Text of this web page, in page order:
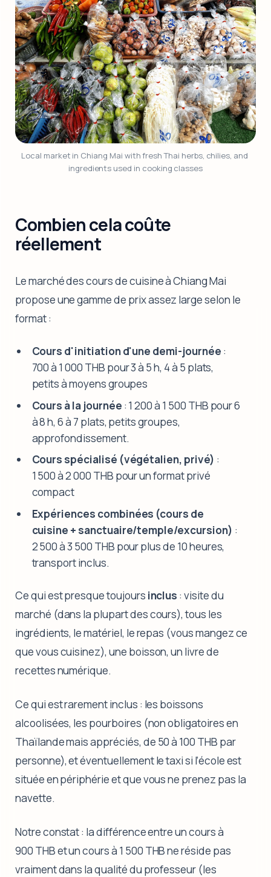
Local market in Chiang Mai with fresh Thai herbs, chilies, and
ingredients used in cooking classes
Combien cela coûte
réellement
Le marché des cours de cuisine à Chiang Mai
propose une gamme de prix assez large selon le
format :
Cours d'initiation d'une demi-journée :
700 à 1 000 THB pour 3 à 5 h, 4 à 5 plats,
petits à moyens groupes
Cours à la journée : 1 200 à 1 500 THB pour 6
à 8 h, 6 à 7 plats, petits groupes,
approfondissement.
Cours spécialisé (végétalien, privé) :
1 500 à 2 000 THB pour un format privé
compact
Expériences combinées (cours de
cuisine + sanctuaire/temple/excursion) :
2 500 à 3 500 THB pour plus de 10 heures,
transport inclus.
Ce qui est presque toujours inclus : visite du
marché (dans la plupart des cours), tous les
ingrédients, le matériel, le repas (vous mangez ce
que vous cuisinez), une boisson, un livre de
recettes numérique.
Ce qui est rarement inclus : les boissons
alcoolisées, les pourboires (non obligatoires en
Thaïlande mais appréciés, de 50 à 100 THB par
personne), et éventuellement le taxi si l’école est
située en périphérie et que vous ne prenez pas la
navette.
Notre constat : la différence entre un cours à
900 THB et un cours à 1 500 THB ne réside pas
vraiment dans la qualité du professeur (les